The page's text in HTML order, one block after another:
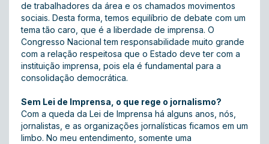
de trabalhadores da área e os chamados movimentos
sociais. Desta forma, temos equilíbrio de debate com um
tema tão caro, que é a liberdade de imprensa. O
Congresso Nacional tem responsabilidade muito grande
com a relação respeitosa que o Estado deve ter com a
instituição imprensa, pois ela é fundamental para a
consolidação democrática.
Sem Lei de Imprensa, o que rege o jornalismo?
Com a queda da Lei de Imprensa há alguns anos, nós,
jornalistas, e as organizações jornalísticas ficamos em um
limbo. No meu entendimento, somente uma